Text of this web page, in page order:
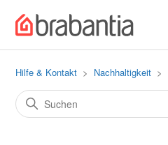
Hilfe & Kontakt Nachhaltigkeit